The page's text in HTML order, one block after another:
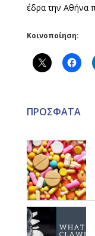
έδρα την Αθήνα
Κοινοποίηση:
ΠΡΟΣΦΑΤΑ